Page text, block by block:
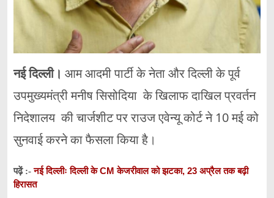
नई दिल्ली। आम आदमी पार्टी के नेता और दिल्ली के पूर्व
उपमुख्यमंत्री मनीष सिसोदिया के खिलाफ दाखिल प्रवर्तन
निदेशालय की चार्जशीट पर राउज एवेन्यू कोर्ट ने 10 मई को
सुनवाई करने का फैसला किया है।
पढ़ें :-नई दिल्लीः दिल्ली के CM केजरीवाल को झटका, 23 अप्रैल तक बढ़ी
हिरासत